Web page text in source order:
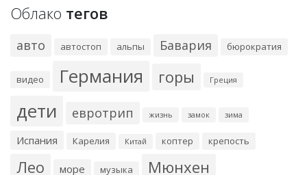
Облако тегов
авто автостоп альпы Бавария бюрократия
видео Германия горы Греция
дети евротрип жизнь замок зима
Испания Карелия Китай коптер крепость
Лео море музыка Мюнхен